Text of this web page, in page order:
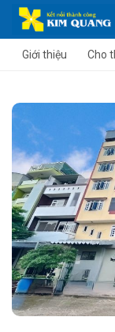
Giới thiệu Cho